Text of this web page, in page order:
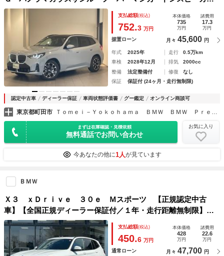
ー 弊社デモカー【認定中古車】【全国正規ディーラー保証付
／２年・走行距離無制限】トップビューカメラ １９インチＡ
Ｗ シートヒーター
支払総額(税込)
752.3 万円
本体価格
735
万円
諸費用
17.3
万円
据置ローン 月々 45,600 円
年式 2025年 走行
0.5万km
車検
2028年12月 排気
2000cc
整備
法定整備付 修復
なし
保証
保証付 (24ヶ月・走行無制限)
認定中古車 ディーラー保証 車両状態評価書 グー鑑定 オンライン商談可
東京都町田市 Ｔｏｍｅｉ－Ｙｏｋｏｈａｍａ ＢＭＷ ＢＭＷ Ｐｒｅｍｉｕｍ Ｓｅｌｅｃｔｉｏｎ 町田鶴川
まずは在庫確認・見積依頼
無料通話でお問い合わせ
お気に入り
今あなたの他に1人が見ています
ＢＭＷ
Ｘ３ ｘＤｒｉｖｅ ３０ｅ Ｍスポーツ 【正規認定中古
車】【全国正規ディーラー保証付／１年・走行距離無制限】２
０ＡＷ 全席シートヒーター ＡＣＣ アダプティブＬＥＤ
黒革スポーツＰシート 前後純正ドラレコ サンルーフ トッ
プビュー 禁煙車
支払総額(税込)
450.6 万円
本体価格
428
万円
諸費用
22.6
万円
通常ローン 月々 47,700 円